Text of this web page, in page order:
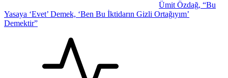
Ümit Özdağ, “Bu
Yasaya ‘Evet’ Demek, ‘Ben Bu İktidarın Gizli Ortağıyım’
Demektir”